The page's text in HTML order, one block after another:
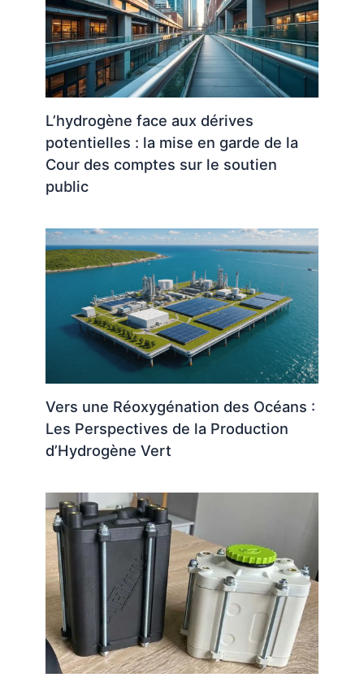
L’hydrogène face aux dérives
potentielles : la mise en garde de la
Cour des comptes sur le soutien
public
Vers une Réoxygénation des Océans :
Les Perspectives de la Production
d’Hydrogène Vert